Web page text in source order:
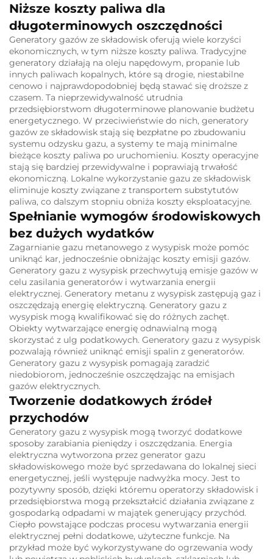
Niższe koszty paliwa dla
długoterminowych oszczędności
Generatory gazów ze składowisk oferują wiele korzyści
ekonomicznych, w tym niższe koszty paliwa. Tradycyjne
generatory działają na oleju napędowym, propanie lub
innych paliwach kopalnych, które są drogie, niestabilne
cenowo i najprawdopodobniej będą stawać się droższe z
czasem. Ta nieprzewidywalność utrudnia
przedsiębiorstwom długoterminowe planowanie budżetu
energetycznego. W przeciwieństwie do nich, generatory
gazów ze składowisk stają się bezpłatne po zbudowaniu
systemu odzysku gazu, a systemy te mają minimalne
bieżące koszty paliwa po uruchomieniu. Koszty operacyjne
stają się bardziej przewidywalne i poprawiają trwałość
ekonomiczną. Lokalne wykorzystanie gazu ze składowisk
eliminuje koszty związane z transportem substytutów
paliwa, co dalszym stopniu obniża koszty eksploatacyjne.
Spełnianie wymogów środowiskowych
bez dużych wydatków
Zagarnianie gazu metanowego z wysypisk może pomóc
uniknąć kar, jednocześnie obniżając koszty emisji gazów.
Generatory gazu z wysypisk przechwytują emisje gazów w
celu zasilania generatorów i wytwarzania energii
elektrycznej. Generatory metanu z wysypisk zastępują gaz i
oszczędzają energię elektryczną. Generatory gazu z
wysypisk mogą kwalifikować się do różnych zachęt.
Obiekty wytwarzające energię odnawialną mogą
skorzystać z ulg podatkowych. Generatory gazu z wysypisk
pozwalają również uniknąć emisji spalin z generatorów.
Generatory gazu z wysypisk pomagają zaradzić
niedobiorom, jednocześnie oszczędzając na emisjach
gazów elektrycznych.
Tworzenie dodatkowych źródeł
przychodów
Generatory gazu z wysypisk mogą tworzyć dodatkowe
sposoby zarabiania pieniędzy i oszczędzania. Energia
elektryczna wytworzona przez generator gazu
składowiskowego może być sprzedawana do lokalnej sieci
energetycznej, jeśli występuje nadwyżka mocy. Jest to
pozytywny sposób, dzięki któremu operatorzy składowisk i
przedsiębiorstwa mogą przekształcić działania związane z
gospodarką odpadami w majątek generujący przychód.
Ciepło powstające podczas procesu wytwarzania energii
elektrycznej pełni dodatkowe, użyteczne funkcje. Na
przykład może być wykorzystywane do ogrzewania wody